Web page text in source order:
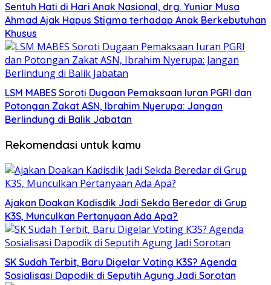
Sentuh Hati di Hari Anak Nasional, drg. Yuniar Musa
Ahmad Ajak Hapus Stigma terhadap Anak Berkebutuhan
Khusus
LSM MABES Soroti Dugaan Pemaksaan Iuran PGRI dan
Potongan Zakat ASN, Ibrahim Nyerupa: Jangan
Berlindung di Balik Jabatan
Rekomendasi untuk kamu
Ajakan Doakan Kadisdik Jadi Sekda Beredar di Grup
K3S, Munculkan Pertanyaan Ada Apa?
SK Sudah Terbit, Baru Digelar Voting K3S? Agenda
Sosialisasi Dapodik di Seputih Agung Jadi Sorotan